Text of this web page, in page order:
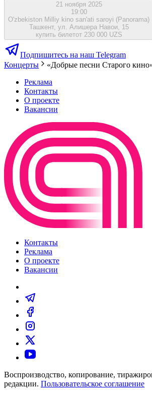
21 ноября 2025
19:00
O'zbekiston Milliy kino san'ati saroyi (Panorama)
Ташкент, ул. Алишера Навои, 15
купить билетот 230 000 UZS
Подпишитесь на наш Telegram
Концерты
«Добрые песни Старого
Реклама
Контакты
О проекте
Вакансии
Контакты
Реклама
О проекте
Вакансии
Воспроизводство, копирование,
редакции. Пользовательское соглашение